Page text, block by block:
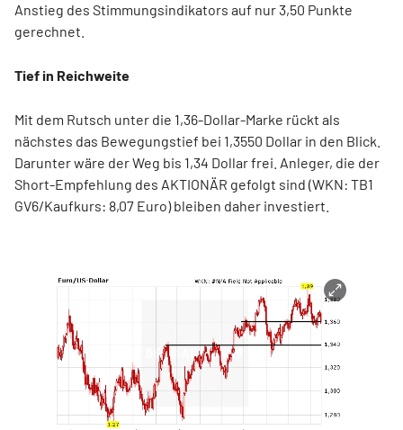
Anstieg des Stimmungsindikators auf nur 3,50 Punkte
gerechnet.
Tief in Reichweite
Mit dem Rutsch unter die 1,36-Dollar-Marke rückt als
nächstes das Bewegungstief bei 1,3550 Dollar in den Blick.
Darunter wäre der Weg bis 1,34 Dollar frei. Anleger, die der
Short-Empfehlung des AKTIONÄR gefolgt sind (WKN: TB1
GV6/Kaufkurs: 8,07 Euro) bleiben daher investiert.